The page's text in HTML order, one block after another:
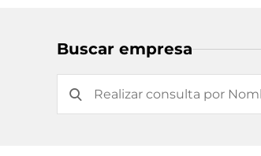
Buscar empresa